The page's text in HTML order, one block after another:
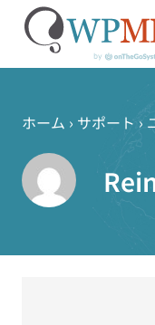
ッ
ホーム › サポート ›